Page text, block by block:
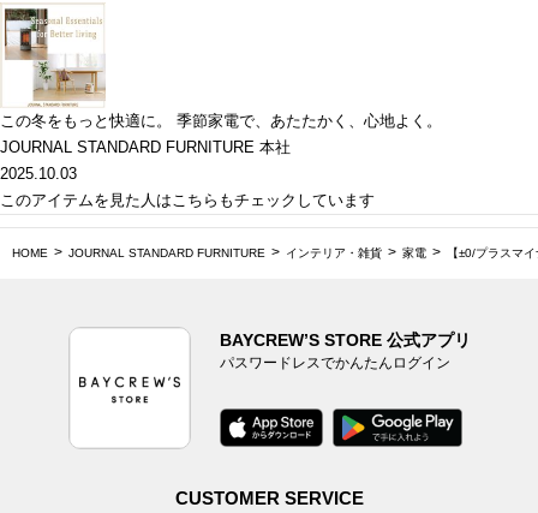
この冬をもっと快適に。 季節家電で、あたたかく、心地よく。
JOURNAL STANDARD FURNITURE 本社
2025.10.03
このアイテムを見た人はこちらもチェックしています
HOME JOURNAL STANDARD FURNITURE インテリア・雑貨 家電 【±0/プラスマ
BAYCREW’S STORE 公式アプリ
パスワードレスでかんたんログイン
CUSTOMER SERVICE